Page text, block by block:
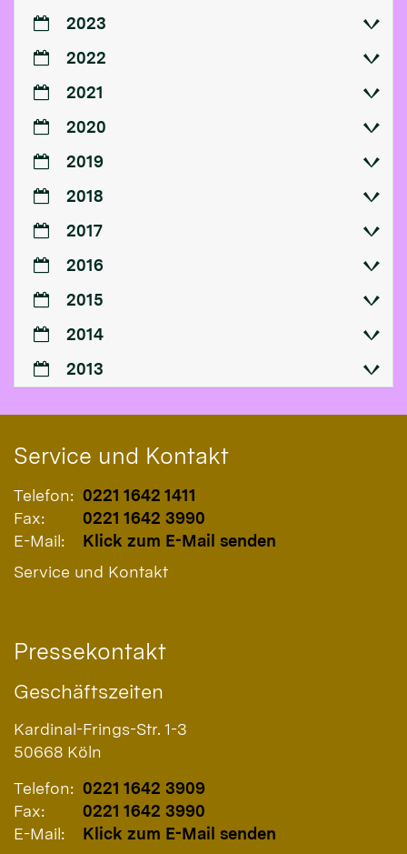
2023
2022
2021
2020
2019
2018
2017
2016
2015
2014
2013
Service und Kontakt
Telefon: 0221 1642 1411
Fax:
0221 1642 3990
E-Mail:
Klick zum E-Mail senden
Service und Kontakt
Pressekontakt
Geschäftszeiten
Kardinal-Frings-Str. 1-3
50668 Köln
Telefon: 0221 1642 3909
Fax:
0221 1642 3990
E-Mail:
Klick zum E-Mail senden